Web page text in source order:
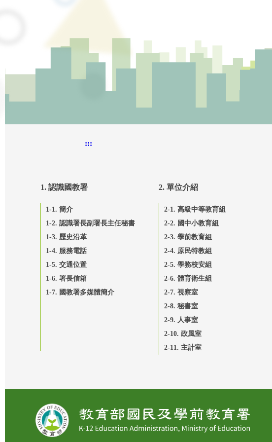
:::
1. 認識國教署
1-1. 簡介
1-2. 認識署長副署長主任秘書
1-3. 歷史沿革
1-4. 服務電話
1-5. 交通位置
1-6. 署長信箱
1-7. 國教署多媒體簡介
2. 單位介紹
2-1. 高級中等教育組
2-2. 國中小教育組
2-3. 學前教育組
2-4. 原民特教組
2-5. 學務校安組
2-6. 體育衛生組
2-7. 視察室
2-8. 秘書室
2-9. 人事室
2-10. 政風室
2-11. 主計室